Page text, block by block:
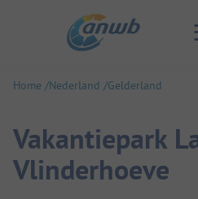
Home Nederland Gelderland
Vakantiepark
Vlinderhoeve